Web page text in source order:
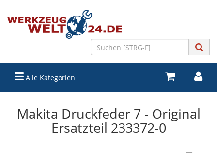
Alle Kategorien
Makita Druckfeder 7 - Original
Ersatzteil 233372-0